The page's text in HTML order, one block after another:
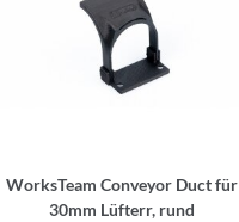
WorksTeam Conveyor Duct für
30mm Lüfterr, rund